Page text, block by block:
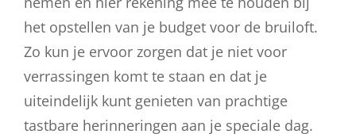
het opstellen van je budget voor de bruiloft.
Zo kun je ervoor zorgen dat je niet voor
verrassingen komt te staan en dat je
uiteindelijk kunt genieten van prachtige
tastbare herinneringen aan je speciale dag.